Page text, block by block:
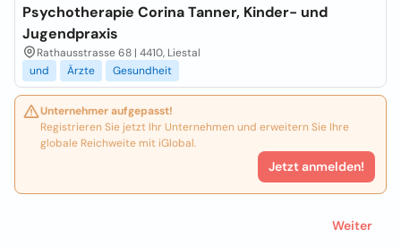
Psychotherapie Corina Tanner, Kinder- und
Jugendpraxis
Rathausstrasse 68 | 4410, Liestal
und
Ärzte Gesundheit
Unternehmer aufgepasst!
Registrieren Sie jetzt Ihr Unternehmen und erweitern Sie Ihre
globale Reichweite mit iGlobal.
Jetzt anmelden!
Weiter